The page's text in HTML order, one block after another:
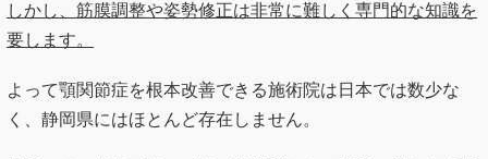
しかし、筋膜調整や姿勢修正は非常に難しく専門的な知識を
要します。
よって顎関節症を根本改善できる施術院は日本では数少な
く、静岡県にはほとんど存在しません。